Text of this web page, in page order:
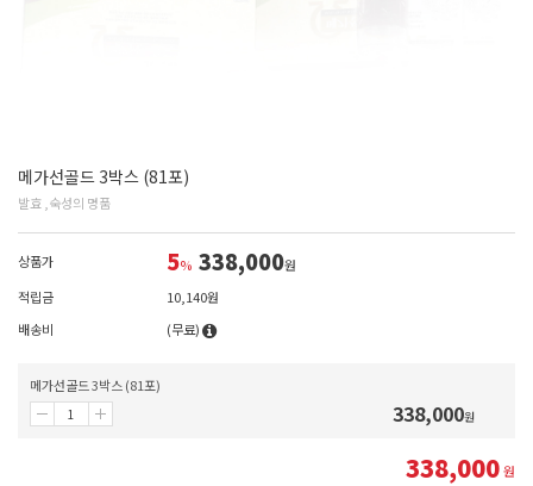
메가선골드 3박스 (81포)
발효 ,숙성의 명품
상품가 5% 338,000원
적립금
10,140원
배송비
(무료)
메가선골드 3박스 (81포)
338,000원
338,000원